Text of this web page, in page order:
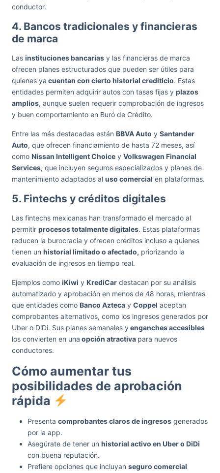
conductor.
4. Bancos tradicionales y financieras
de marca
Las instituciones bancarias y las financieras de marca
ofrecen planes estructurados que pueden ser útiles para
quienes ya cuentan con cierto historial crediticio. Estas
entidades permiten adquirir autos con tasas fijas y plazos
amplios, aunque suelen requerir comprobación de ingresos
y buen comportamiento en Buró de Crédito.
Entre las más destacadas están BBVA Auto y Santander
Auto, que ofrecen financiamiento de hasta 72 meses, así
como Nissan Intelligent Choice y Volkswagen Financial
Services, que incluyen seguros especializados y planes de
mantenimiento adaptados al uso comercial en plataformas.
5. Fintechs y créditos digitales
Las fintechs mexicanas han transformado el mercado al
permitir procesos totalmente digitales. Estas plataformas
reducen la burocracia y ofrecen créditos incluso a quienes
tienen un historial limitado o afectado, priorizando la
evaluación de ingresos en tiempo real.
Ejemplos como iKiwi y KrediCar destacan por su análisis
automatizado y aprobación en menos de 48 horas, mientras
que entidades como Banco Azteca y Coppel aceptan
comprobantes alternativos, como los ingresos generados por
Uber o DiDi. Sus planes semanales yenganches accesibles
los convierten en una opción atractiva para nuevos
conductores.
Cómo aumentar tus
posibilidades de aprobación
rápida
Presenta comprobantes claros de ingresos generados
por la app.
Asegúrate de tener un historial activo en Uber o DiDi
con buena reputación.
Prefiere opciones que incluyan seguro comercial